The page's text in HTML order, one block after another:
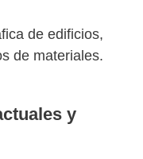
de edificios,
de materiales.
y